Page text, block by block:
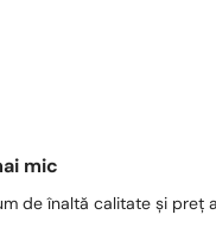
mic
de înaltă calitate și preț